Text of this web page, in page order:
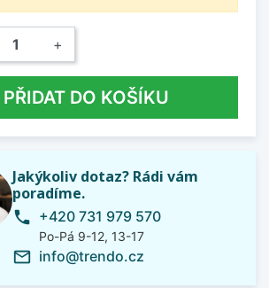
+
PŘIDAT DO KOŠÍKU
Jakýkoliv dotaz? Rádi vám
poradíme.
phone +420 731 979 570
Po-Pá 9-12, 13-17
mail_outline info@trendo.cz